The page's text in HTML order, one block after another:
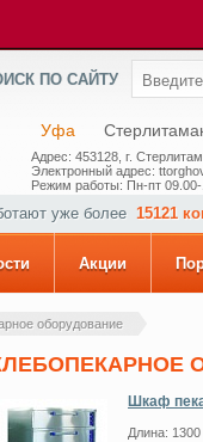
ПО САЙТУ
Уфа
Адрес: 453128, г.
Электронный адрес:
Режим работы: Пн-пт
уже более 15121
Акции
оборудование
Шкаф
Длина: